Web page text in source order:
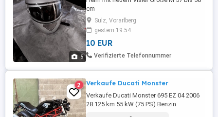
5
cm
Sulz, Vorarlberg
gestern 19:54
10 EUR
Verifizierte Telefonnummer
2 Verkaufe Ducati Monster
Verkaufe Ducati Monster 695 EZ 04 2006
28.125 km 55 kW (75 PS) Benzin